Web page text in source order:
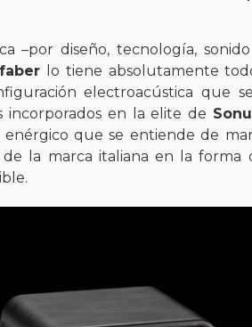
–por diseño, tecnología,
lo tiene absolutamente
electroacústica que
incorporados en la elite de
que se entiende de
la marca italiana en la forma